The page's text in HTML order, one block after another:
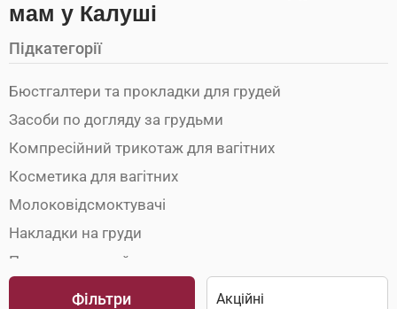
мам у Калуші
Підкатегорії
Бюстгалтери та прокладки для грудей
Засоби по догляду за грудьми
Компресійний трикотаж для вагітних
Косметика для вагітних
Молоковідсмоктувачі
Накладки на груди
Пакети та контейнери для молока
Пояси до- і післяпологові
Фільтри